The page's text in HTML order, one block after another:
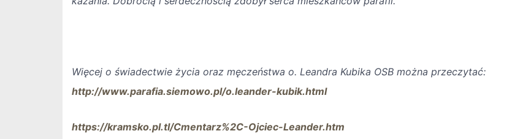
Więcej o świadectwie życia oraz męczeństwa o. Leandra Kubika OSB można przeczytać:
http://www.parafia.siemowo.pl/o.leander-kubik.html
https://kramsko.pl.tl/Cmentarz%2C-Ojciec-Leander.htm